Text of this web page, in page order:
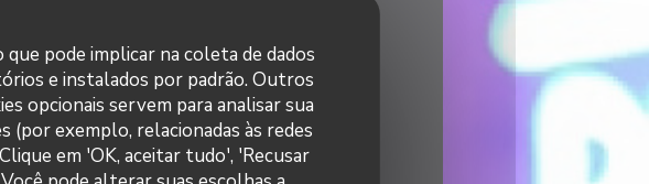
pode implicar na coleta de dados
e instalados por padrão. Outros
opcionais servem para analisar sua
(por exemplo, relacionadas às redes
em 'OK, aceitar tudo', 'Recusar